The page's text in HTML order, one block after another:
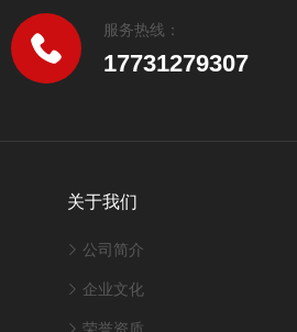
服务热线：
17731279307
关于我们
公司简介
企业文化